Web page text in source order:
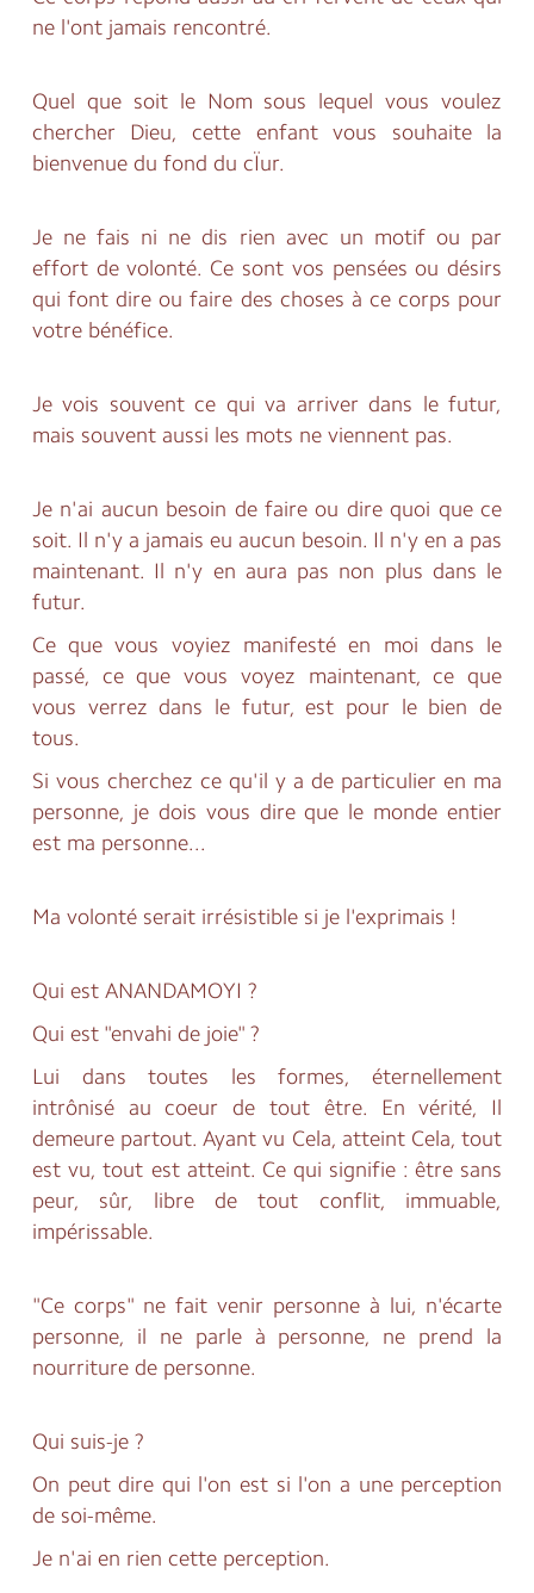
ne l'ont jamais rencontré.
Quel que soit le Nom sous lequel vous voulez
chercher Dieu, cette enfant vous souhaite la
bienvenue du fond du cÏur.
Je ne fais ni ne dis rien avec un motif ou par
effort de volonté. Ce sont vos pensées ou désirs
qui font dire ou faire des choses à ce corps pour
votre bénéfice.
Je vois souvent ce qui va arriver dans le futur,
mais souvent aussi les mots ne viennent pas.
Je n'ai aucun besoin de faire ou dire quoi que ce
soit. Il n'y a jamais eu aucun besoin. Il n'y en a pas
maintenant. Il n'y en aura pas non plus dans le
futur.
Ce que vous voyiez manifesté en moi dans le
passé, ce que vous voyez maintenant, ce que
vous verrez dans le futur, est pour le bien de
tous.
Si vous cherchez ce qu'il y a de particulier en ma
personne, je dois vous dire que le monde entier
est ma personne...
Ma volonté serait irrésistible si je l'exprimais !
Qui est ANANDAMOYI ?
Qui est "envahi de joie" ?
Lui dans toutes les formes, éternellement
intrônisé au coeur de tout être. En vérité, Il
demeure partout. Ayant vu Cela, atteint Cela, tout
est vu, tout est atteint. Ce qui signifie : être sans
peur, sûr, libre de tout conflit, immuable,
impérissable.
"Ce corps" ne fait venir personne à lui, n'écarte
personne, il ne parle à personne, ne prend la
nourriture de personne.
Qui suis-je ?
On peut dire qui l'on est si l'on a une perception
de soi-même.
Je n'ai en rien cette perception.